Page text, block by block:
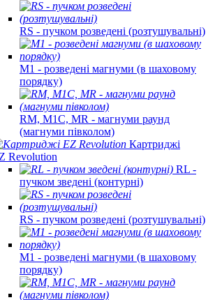
RS - пучком розведені (розтушувальні)
M1 - розведені магнуми (в шаховому
порядку)
RM, M1C, MR - магнуми раунд
(магнуми півколом)
Картриджі
Revolution
RL -
пучком зведені (контурні)
RS - пучком розведені (розтушувальні)
M1 - розведені магнуми (в шаховому
порядку)